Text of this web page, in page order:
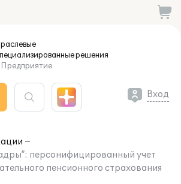
решения
Вход
персонифицированный учет
пенсионного страхования